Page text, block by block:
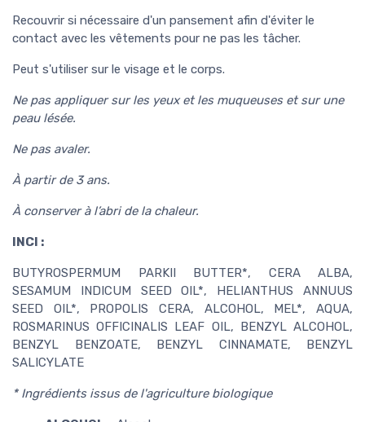
Recouvrir si nécessaire d'un pansement afin d'éviter le
contact avec les vêtements pour ne pas les tâcher.
Peut s'utiliser sur le visage et le corps.
Ne pas appliquer sur les yeux et les muqueuses et sur une
peau lésée.
Ne pas avaler.
À partir de 3 ans.
À conserver à l’abri de la chaleur.
INCI :
BUTYROSPERMUM PARKII BUTTER*, CERA ALBA,
SESAMUM INDICUM SEED OIL*, HELIANTHUS ANNUUS
SEED OIL*, PROPOLIS CERA, ALCOHOL, MEL*, AQUA,
ROSMARINUS OFFICINALIS LEAF OIL, BENZYL ALCOHOL,
BENZYL BENZOATE, BENZYL CINNAMATE, BENZYL
SALICYLATE
* Ingrédients issus de l'agriculture biologique